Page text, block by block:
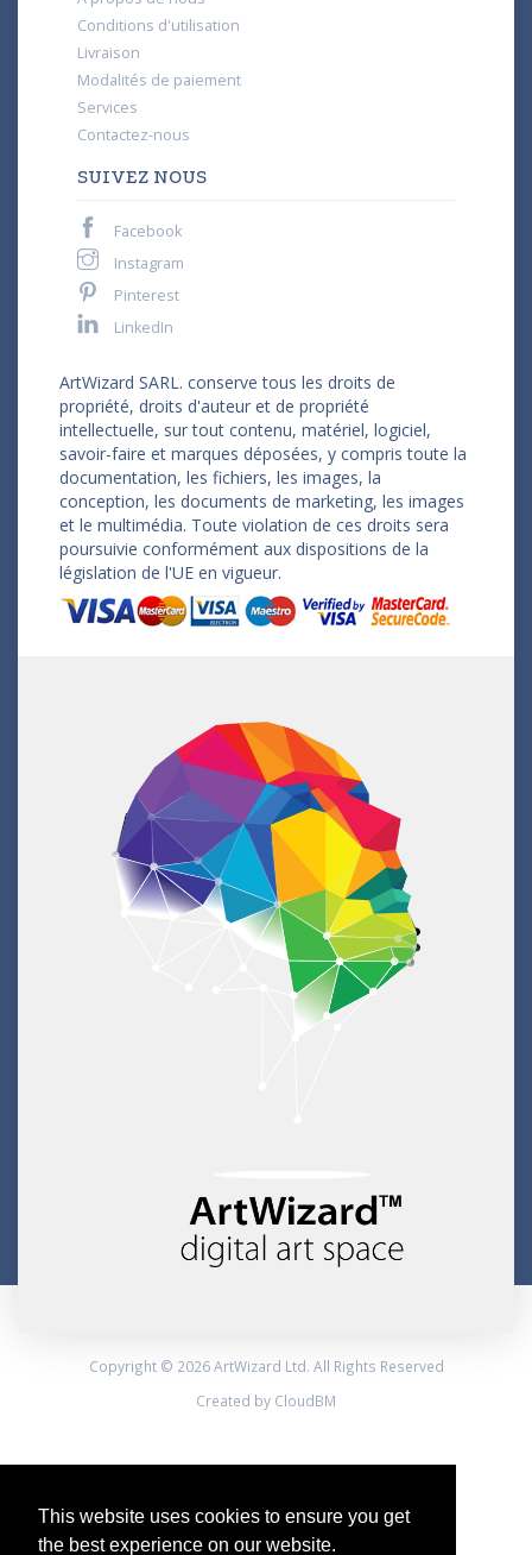
This website uses cookies to ensure you get
the best experience on our website.
Conditions d'utilisation
Livraison
Modalités de paiement
Services
Contactez-nous
SUIVEZ NOUS
Facebook
Instagram
Pinterest
LinkedIn
ArtWizard SARL. conserve tous les droits de
propriété, droits d'auteur et de propriété
intellectuelle, sur tout contenu, matériel, logiciel,
savoir-faire et marques déposées, y compris toute la
documentation, les fichiers, les images, la
conception, les documents de marketing, les images
et le multimédia. Toute violation de ces droits sera
poursuivie conformément aux dispositions de la
législation de l'UE en vigueur.
Copyright © 2026 ArtWizard Ltd. All Rights Reserved
Created by CloudBM